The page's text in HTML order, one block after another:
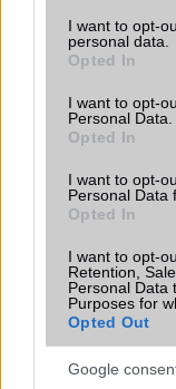
not limited to your
grant or deny
use your data for
consent section.
I want to opt-
personal data.
Opted In
I want to opt-
Personal Data.
Opted In
I want to opt-
Personal Data
Opted In
I want to opt-
Retention,
Personal Data
Purposes for
Opted Out
Google
2026.06.30|
A One UI 9
azonban több
Galaxy készülék
A szeptemberi
mellett a régóta
bemutatkozhat,
találgatások
Az